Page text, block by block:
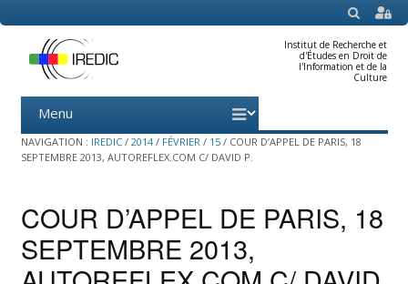
SEARCH
Institut de Recherche et
d'Études en Droit de
l'Information et de la
Culture
Menu
content
NAVIGATION : IREDIC / 2014 / FÉVRIER / 15 / COUR D’APPEL DE PARIS, 18
SEPTEMBRE 2013, AUTOREFLEX.COM C/ DAVID P.
COUR D’APPEL DE PARIS, 18
SEPTEMBRE 2013,